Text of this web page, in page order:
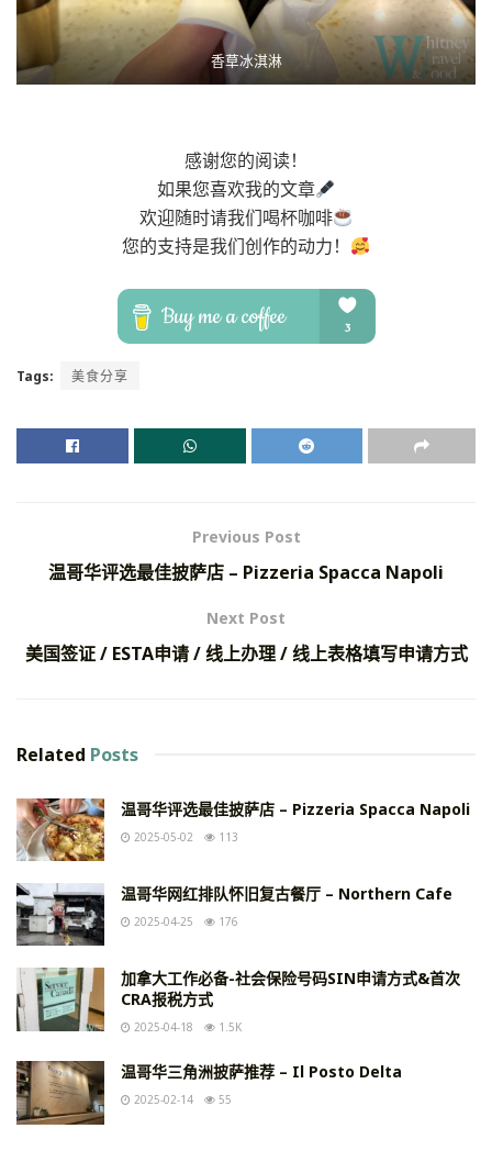
香草冰淇淋
感谢您的阅读！
如果您喜欢我的文章
欢迎随时请我们喝杯咖啡
您的支持是我们创作的动力！
Tags: 美食分享
Previous Post
温哥华评选最佳披萨店 – Pizzeria Spacca Napoli
Next Post
美国签证 / ESTA申请 / 线上办理 / 线上表格填写申请方式
Related Posts
温哥华评选最佳披萨店 – Pizzeria Spacca Napoli
2025-05-02 113
温哥华网红排队怀旧复古餐厅 – Northern Cafe
2025-04-25 176
加拿大工作必备-社会保险号码SIN申请方式&首次
CRA报税方式
2025-04-18 1.5K
温哥华三角洲披萨推荐 – Il Posto Delta
2025-02-14 55